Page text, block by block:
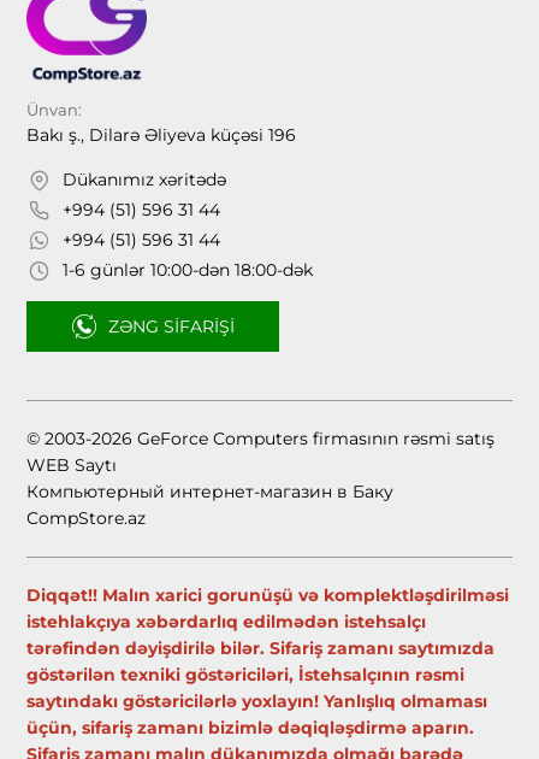
Ünvan:
Bakı ş., Dilarə Əliyeva küçəsi 196
Dükanımız xəritədə
+994 (51) 596 31 44
+994 (51) 596 31 44
1-6 günlər 10:00-dən 18:00-dək
ZƏNG SIFARIŞI
© 2003-2026 GeForce Computers firmasının rəsmi satış
WEB Saytı
Компьютерный интернет-магазин в Баку
CompStore.az
Diqqət!! Malın xarici gorunüşü və komplektləşdirilməsi
istehlakçıya xəbərdarlıq edilmədən istehsalçı
tərəfindən dəyişdirilə bilər. Sifariş zamanı saytımızda
göstərilən texniki göstəriciləri, İstehsalçının rəsmi
saytındakı göstəricilərlə yoxlayın! Yanlışlıq olmaması
üçün, sifariş zamanı bizimlə dəqiqləşdirmə aparın.
Sifariş zamanı malın dükanımızda olmağı barədə